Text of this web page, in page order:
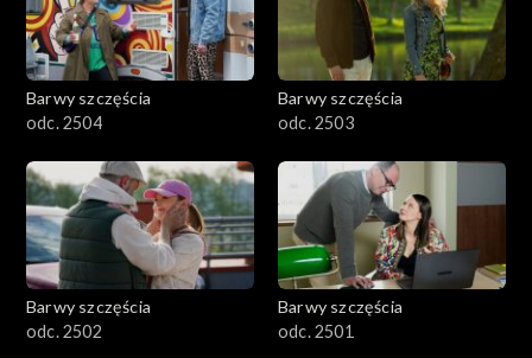
Barwy szczęścia
odc. 2504
Barwy szczęścia
odc. 2503
Barwy szczęścia
odc. 2502
Barwy szczęścia
odc. 2501